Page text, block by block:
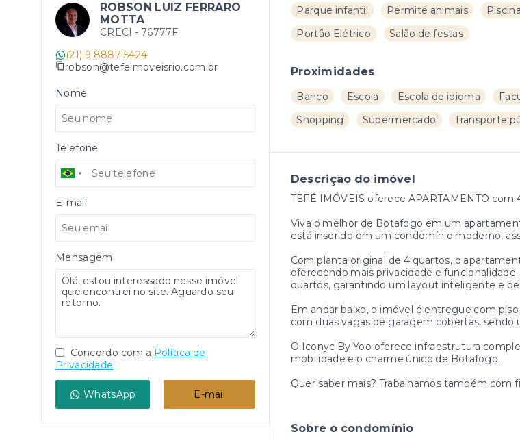
Parque infantil
Permite animais
Portão Elétrico
Salão de festas
Proximidades
Banco Escola Escola de idioma
Shopping
Supermercado Transporte
Descrição do imóvel
TEFÉ IMÓVEIS oferece APARTAMENTO
Viva o melhor de Botafogo em um
está inserido em um condomínio moderno,
Com planta original de 4 quartos, o
oferecendo mais privacidade e
quartos, garantindo um layout inteligente e
Em andar baixo, o imóvel é entregue com
com duas vagas de garagem cobertas, sendo
O Iconyc By Yoo oferece infraestrutura
mobilidade e o charme único de Botafogo.
Quer saber mais? Trabalhamos também com
Sobre o condomínio
ROBSON LUIZ FERRARO
MOTTA
CRECI - 76777F
(21) 9 8887-5424
robson@tefeimoveisrio.com.br
Nome
Telefone
E-mail
Mensagem
Concordo com a Política de
Privacidade
WhatsApp E-mail